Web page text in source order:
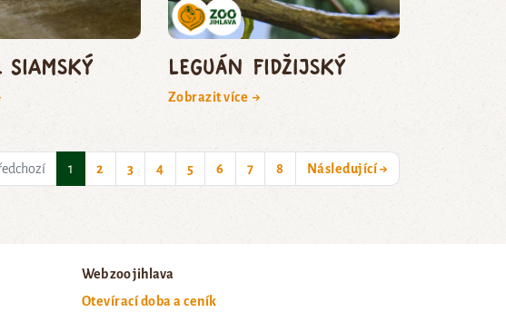
leguán fidžijský
Zobrazit více →
1 (current)
2 3 4 5 6 7 8 Následující →
Web zoo jihlava
Otevírací doba a ceník